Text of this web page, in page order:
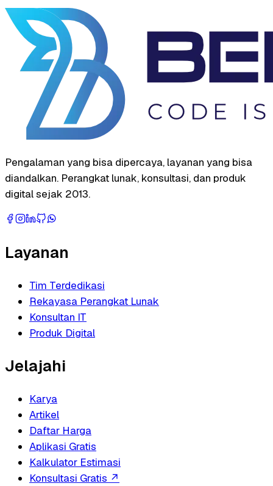
Pengalaman yang bisa dipercaya, layanan yang bisa
diandalkan. Perangkat lunak, konsultasi, dan produk
digital sejak 2013.
Layanan
Tim Terdedikasi
Rekayasa Perangkat Lunak
Konsultan IT
Produk Digital
Jelajahi
Karya
Artikel
Daftar Harga
Aplikasi Gratis
Kalkulator Estimasi
Konsultasi Gratis ↗